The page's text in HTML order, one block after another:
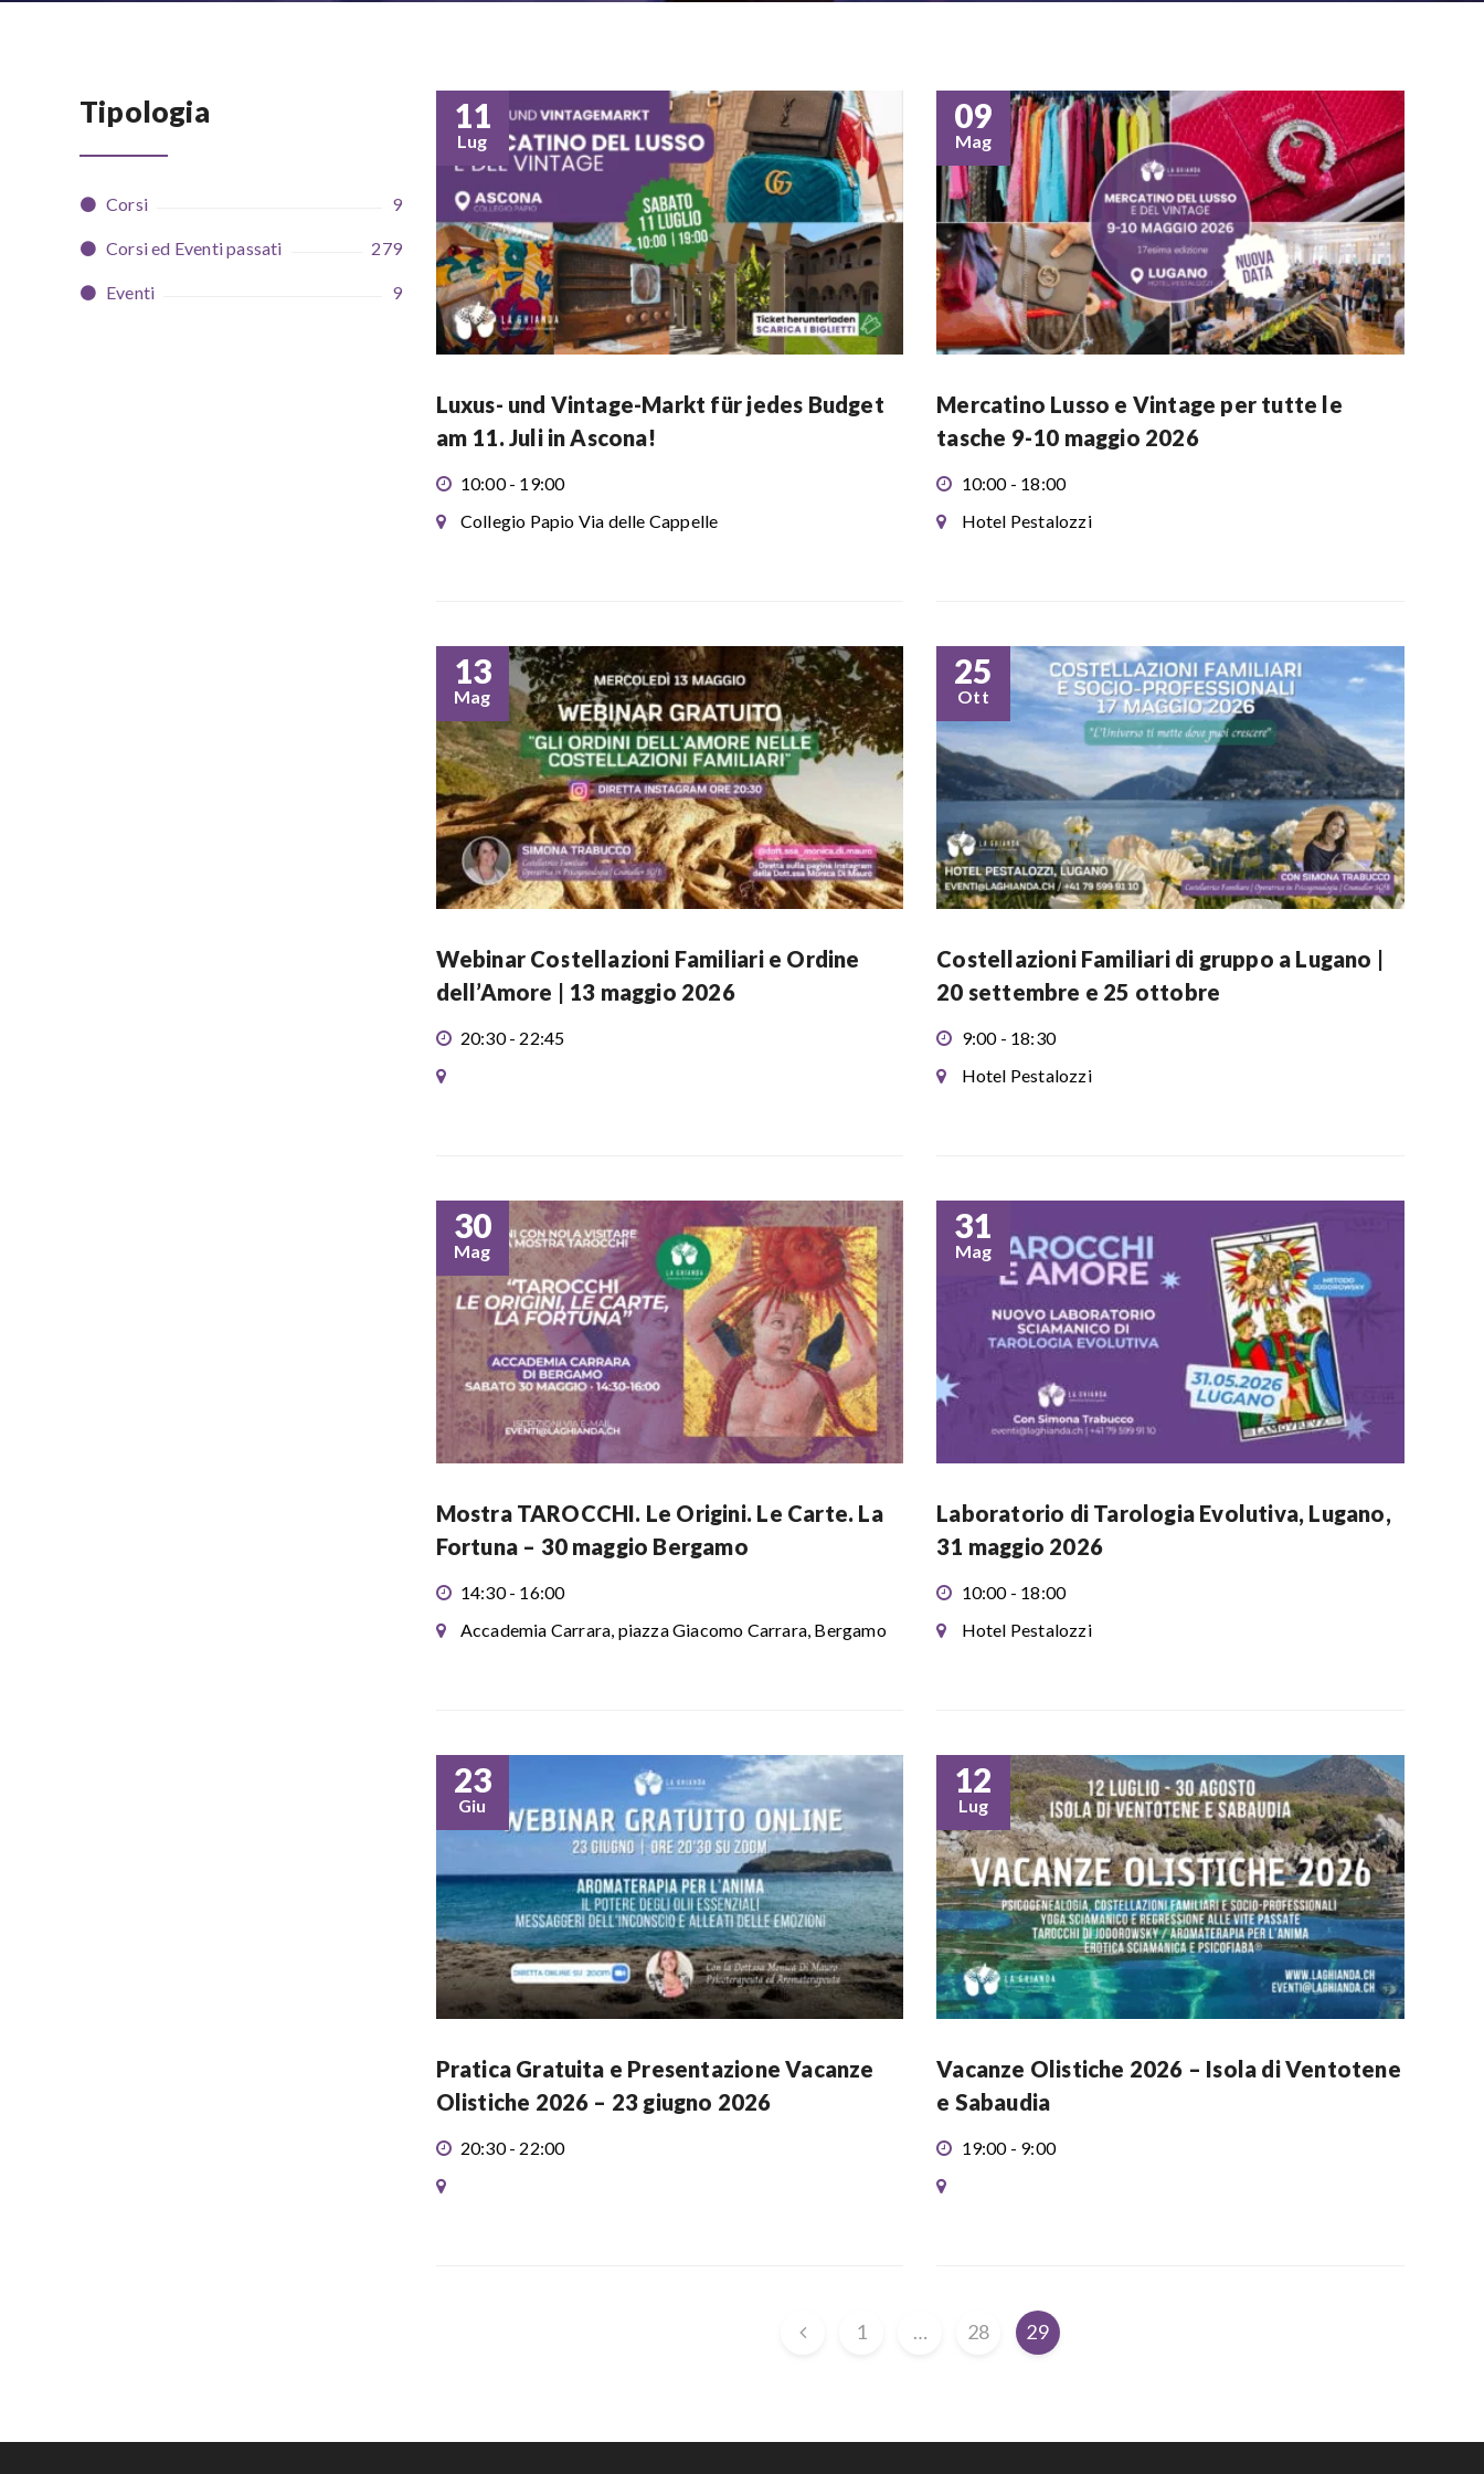
11
Lug
Luxus- und Vintage-Markt für jedes Budget
am 11. Juli in Ascona!
10:00 - 19:00
Collegio Papio Via delle Cappelle
09
Mag
Mercatino Lusso e Vintage per tutte le
tasche 9-10 maggio 2026
10:00 - 18:00
Hotel Pestalozzi
13
Mag
Webinar Costellazioni Familiari e Ordine
dell’Amore | 13 maggio 2026
20:30 - 22:45
25
Ott
Costellazioni Familiari di gruppo a Lugano |
20 settembre e 25 ottobre
9:00 - 18:30
Hotel Pestalozzi
30
Mag
Mostra TAROCCHI. Le Origini. Le Carte. La
Fortuna – 30 maggio Bergamo
14:30 - 16:00
Accademia Carrara, piazza Giacomo Carrara, Bergamo
31
Mag
Laboratorio di Tarologia Evolutiva, Lugano,
31 maggio 2026
10:00 - 18:00
Hotel Pestalozzi
23
Giu
Pratica Gratuita e Presentazione Vacanze
Olistiche 2026 – 23 giugno 2026
20:30 - 22:00
12
Lug
Vacanze Olistiche 2026 – Isola di Ventotene
e Sabaudia
19:00 - 9:00
1 … 28 29
Tipologia
Corsi 9
Corsi ed Eventi passati 279
Eventi 9